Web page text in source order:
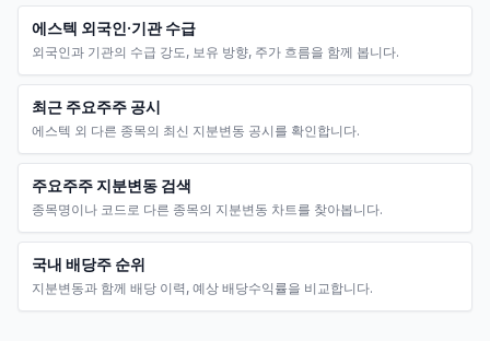
에스텍 외국인·기관 수급
외국인과 기관의 수급 강도, 보유 방향, 주가 흐름을 함께 봅니다.
최근 주요주주 공시
에스텍 외 다른 종목의 최신 지분변동 공시를 확인합니다.
주요주주 지분변동 검색
종목명이나 코드로 다른 종목의 지분변동 차트를 찾아봅니다.
국내 배당주 순위
지분변동과 함께 배당 이력, 예상 배당수익률을 비교합니다.